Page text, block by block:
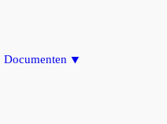
Documenten ⯆